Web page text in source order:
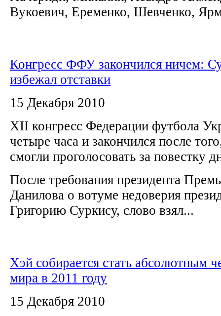
Вукоевич, Еременко, Шевченко,
Конгресс ФФУ закончился ничем:
избежал отставки
15 Декабря 2010
ХII конгресс Федерации футбола
четыре часа и закончился после
смогли проголосовать за повестку
После требования президента
Данилова о вотуме недоверия
Григорию Суркису, слово взял...
Хэй собирается стать абсолютным
мира в 2011 году
15 Декабря 2010